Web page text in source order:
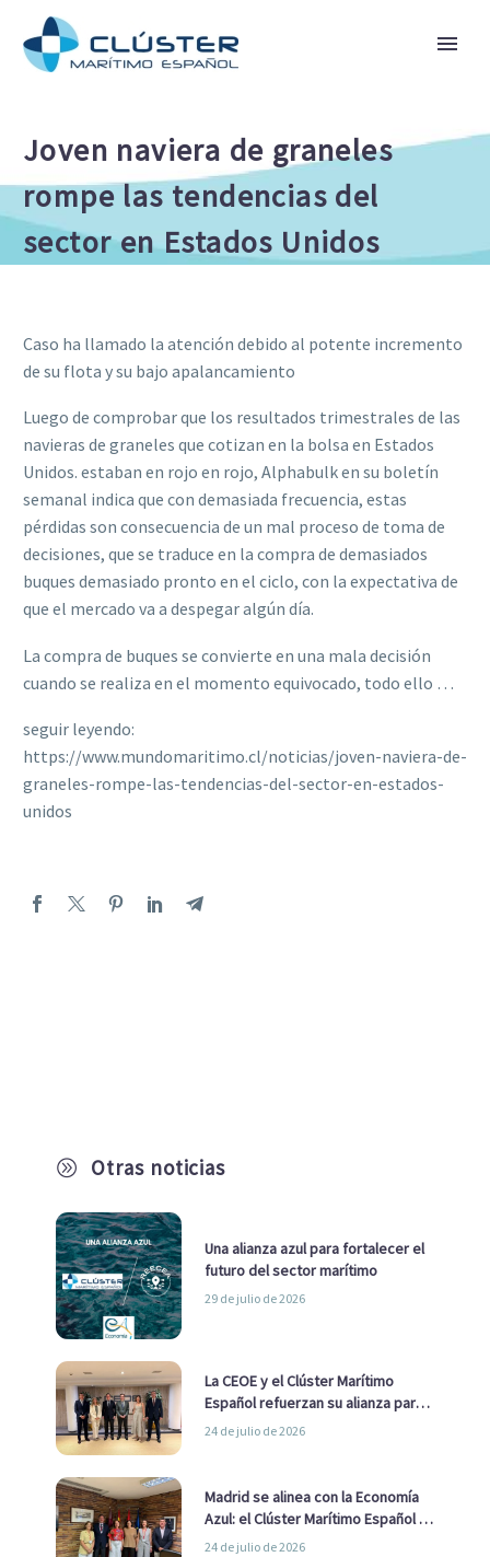
Joven naviera de graneles
rompe las tendencias del
sector en Estados Unidos
A Otras noticias
Una alianza azul para fortalecer el
futuro del sector marítimo
29 de julio de 2026
La CEOE y el Clúster Marítimo
Español refuerzan su alianza para
impulsar una estrategia Nacional
24 de julio de 2026
Madrid se alinea con la Economía
Azul: el Clúster Marítimo Español y
la Real Liga Naval avanzan alianzas
24 de julio de 2026
Caso ha llamado la atención debido al potente incremento
de su flota y su bajo apalancamiento
Luego de comprobar que los resultados trimestrales de las
navieras de graneles que cotizan en la bolsa en Estados
Unidos. estaban en rojo en rojo, Alphabulk en su boletín
semanal indica que con demasiada frecuencia, estas
pérdidas son consecuencia de un mal proceso de toma de
decisiones, que se traduce en la compra de demasiados
buques demasiado pronto en el ciclo, con la expectativa de
que el mercado va a despegar algún día.
La compra de buques se convierte en una mala decisión
cuando se realiza en el momento equivocado, todo ello …
seguir leyendo:
https://www.mundomaritimo.cl/noticias/joven-naviera-de-
graneles-rompe-las-tendencias-del-sector-en-estados-
unidos